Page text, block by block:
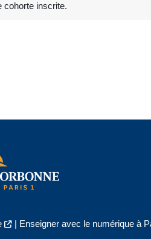
cohorte inscrite.
| Enseigner avec le numérique à